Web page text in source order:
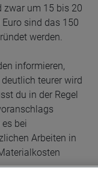
zwar um 15 bis 20
sind das 150
werden.
informieren,
teurer wird
du in der Regel
bei
Arbeiten in